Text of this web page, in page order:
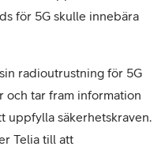
för 5G skulle innebära
radioutrustning för 5G
och tar fram information
uppfylla säkerhetskraven.
Telia till att